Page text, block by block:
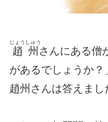
趙州
じょうしゅう
さんにある僧
があるでしょうか？
趙州さんは答えまし